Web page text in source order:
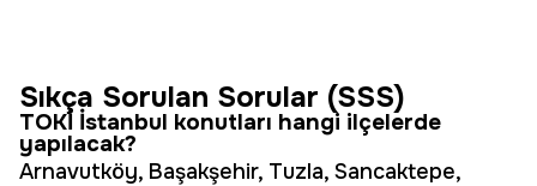
Sıkça Sorulan Sorular (SSS)
TOKİ İstanbul konutları hangi ilçelerde
yapılacak?
Arnavutköy, Başakşehir, Tuzla, Sancaktepe,